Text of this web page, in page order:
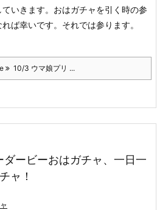
いきます。 おはガチャを引く時の参
ば幸いです。 それでは参ります。
10/3 ウマ娘プリ ...
ービーおはガチャ、一日一
ャ！